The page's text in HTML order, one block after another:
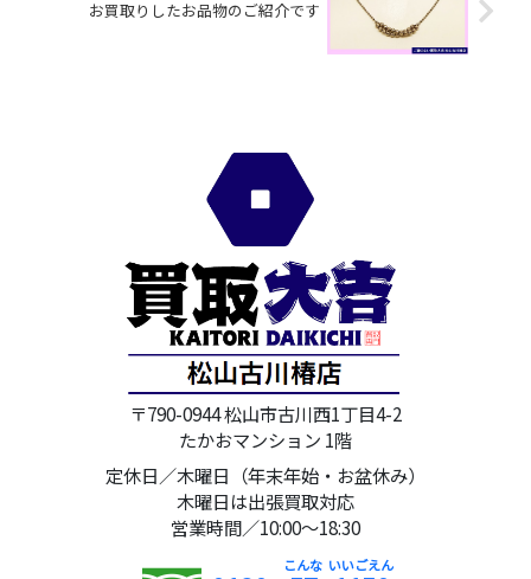
お買取りしたお品物のご紹介です
〒790-0944 松山市古川西1丁目4-2
たかおマンション 1階
定休日／木曜日（年末年始・お盆休み）
木曜日は出張買取対応
営業時間／10:00～18:30